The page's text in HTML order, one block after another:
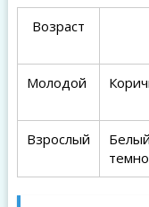
Возраст
Молодой
Взрослый